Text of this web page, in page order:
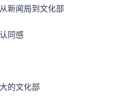
新闻局到文化部
同感
的文化部